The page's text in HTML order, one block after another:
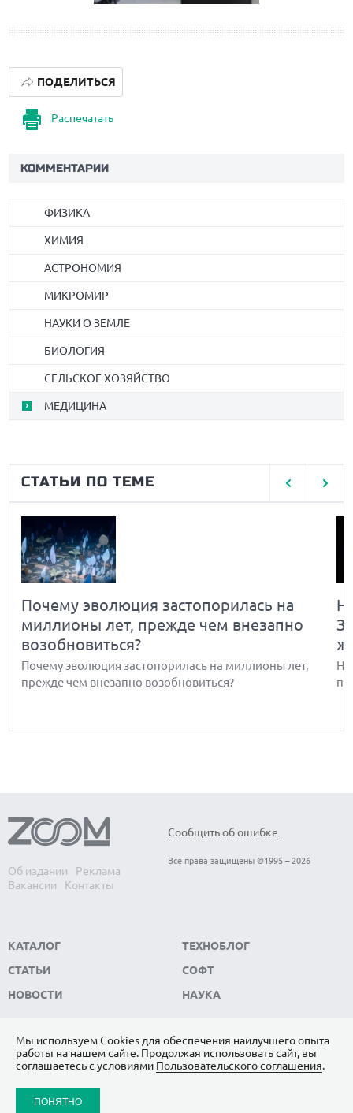
Распечатать
ПОДЕЛИТЬСЯ
КОММЕНТАРИИ
ФИЗИКА
ХИМИЯ
АСТРОНОМИЯ
МИКРОМИР
НАУКИ О ЗЕМЛЕ
БИОЛОГИЯ
СЕЛЬСКОЕ ХОЗЯЙСТВО
МЕДИЦИНА
СТАТЬИ ПО ТЕМЕ
Почему эволюция застопорилась на
миллионы лет, прежде чем внезапно
возобновиться?
Почему эволюция застопорилась на миллионы лет,
прежде чем внезапно возобновиться?
Обнаружены биологические часы-
хронометр организма — когда они
выходят из строя, развитие человека
останавливается
человека останавливается
Об издании
Реклама
Вакансии
Контакты
Сообщить об ошибке
Все права защищены ©1995 – 2026
КАТАЛОГ
СТАТЬИ
НОВОСТИ
ТЕХНОБЛОГ
СОФТ
НАУКА
ПОДПИШИТЕСЬ НА НАС
ЯНДЕКС.ДЗЕН
Мы используем Сookies для обеспечения наилучшего опыта
работы на нашем сайте. Продолжая использовать сайт, вы
соглашаетесь с условиями Пользовательского соглашения.
ПОНЯТНО